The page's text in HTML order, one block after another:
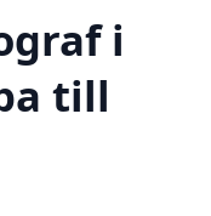
i
till